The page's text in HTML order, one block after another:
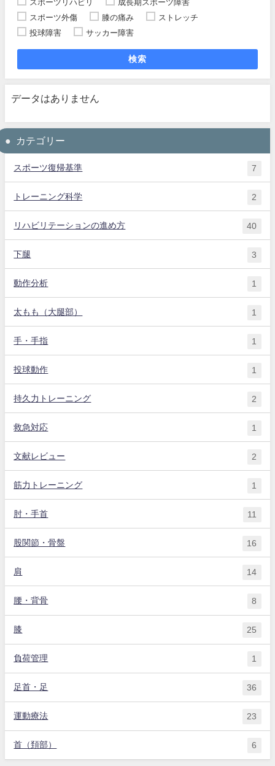
スポーツリハビリ
成長期スポーツ障害
スポーツ外傷
膝の痛み
ストレッチ
投球障害
サッカー障害
検索
データはありません
カテゴリー
スポーツ復帰基準 7
トレーニング科学 2
リハビリテーションの進め方 40
下腿 3
動作分析 1
太もも（大腿部） 1
手・手指 1
投球動作 1
持久力トレーニング 2
救急対応 1
文献レビュー 2
筋力トレーニング 1
肘・手首 11
股関節・骨盤 16
肩 14
腰・背骨 8
膝 25
負荷管理 1
足首・足 36
運動療法 23
首（頚部） 6